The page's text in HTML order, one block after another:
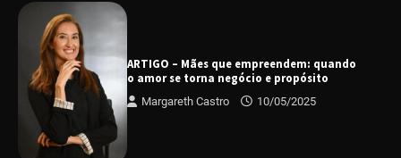
ARTIGO – Mães que empreendem: quando
o amor se torna negócio e propósito
Margareth Castro 10/05/2025